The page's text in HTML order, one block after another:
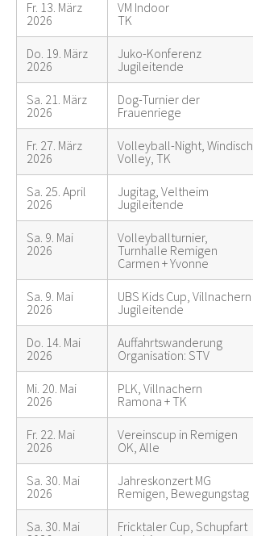
Fr. 13. März
2026
VM Indoor
TK
Do. 19. März
2026
Juko-Konferenz
Jugileitende
Sa. 21. März
2026
Dog-Turnier der
Frauenriege
Fr. 27. März
2026
Volleyball-Night, Windisch
Volley, TK
Sa. 25. April
2026
Jugitag, Veltheim
Jugileitende
Sa. 9. Mai
2026
Volleyballturnier,
Turnhalle Remigen
Carmen + Yvonne
Sa. 9. Mai
2026
UBS Kids Cup, Villnachern
Jugileitende
Do. 14. Mai
2026
Auffahrtswanderung
Organisation: STV
Mi. 20. Mai
2026
PLK, Villnachern
Ramona + TK
Fr. 22. Mai
2026
Vereinscup in Remigen
OK, Alle
Sa. 30. Mai
2026
Jahreskonzert MG
Remigen, Bewegungstag
Sa. 30. Mai
Fricktaler Cup, Schupfart